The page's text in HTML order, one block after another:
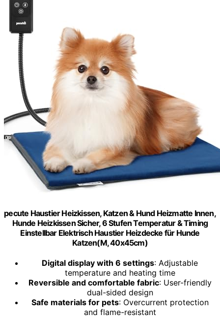
pecute Haustier Heizkissen, Katzen & Hund Heizmatte Innen,
Hunde Heizkissen Sicher, 6 Stufen Temperatur & Timing
Einstellbar Elektrisch Haustier Heizdecke für Hunde
Katzen(M, 40x45cm)
Digital display with 6 settings: Adjustable
temperature and heating time
Reversible and comfortable fabric: User-friendly
dual-sided design
Safe materials for pets: Overcurrent protection
and flame-resistant